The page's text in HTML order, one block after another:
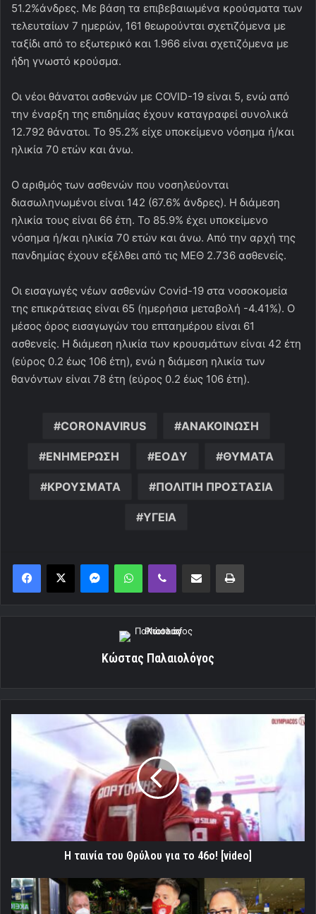
51.2%άνδρες. Με βάση τα επιβεβαιωμένα κρούσματα των
τελευταίων 7 ημερών, 161 θεωρούνται σχετιζόμενα με
ταξίδι από το εξωτερικό και 1.966 είναι σχετιζόμενα με
ήδη γνωστό κρούσμα.
Οι νέοι θάνατοι ασθενών με COVID-19 είναι 5, ενώ από
την έναρξη της επιδημίας έχουν καταγραφεί συνολικά
12.792 θάνατοι. Το 95.2% είχε υποκείμενο νόσημα ή/και
ηλικία 70 ετών και άνω.
Ο αριθμός των ασθενών που νοσηλεύονται
διασωληνωμένοι είναι 142 (67.6% άνδρες). Η διάμεση
ηλικία τους είναι 66 έτη. To 85.9% έχει υποκείμενο
νόσημα ή/και ηλικία 70 ετών και άνω. Από την αρχή της
πανδημίας έχουν εξέλθει από τις ΜΕΘ 2.736 ασθενείς.
Οι εισαγωγές νέων ασθενών Covid-19 στα νοσοκομεία
της επικράτειας είναι 65 (ημερήσια μεταβολή -4.41%). Ο
μέσος όρος εισαγωγών του επταημέρου είναι 61
ασθενείς. Η διάμεση ηλικία των κρουσμάτων είναι 42 έτη
(εύρος 0.2 έως 106 έτη), ενώ η διάμεση ηλικία των
θανόντων είναι 78 έτη (εύρος 0.2 έως 106 έτη).
CORONAVIRUS ΑΝΑΚΟΙΝΩΣΗ
ΕΝΗΜΕΡΩΣΗ ΕΟΔΥ ΘΥΜΑΤΑ
ΚΡΟΥΣΜΑΤΑ ΠΟΛΙΤΙΗ ΠΡΟΣΤΑΣΙΑ
ΥΓΕΙΑ
MessengerWhatsAppViber Κοινοποίηση μέσω ηλεκτρονικού ταχυδρομείουΕκτύπωση
Κώστας Παλαιολόγος
ταινία
για
[video]
Η ταινία του Θρύλου για το 46ο! [video]
Απόψε
ιατρικά,